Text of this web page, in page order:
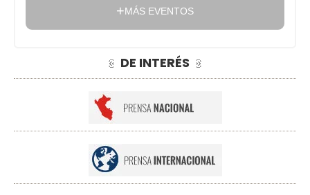
MÁS EVENTOS
DE INTERÉS